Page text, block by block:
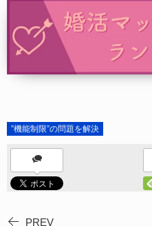
”機能制限”の問題を解決
PREV